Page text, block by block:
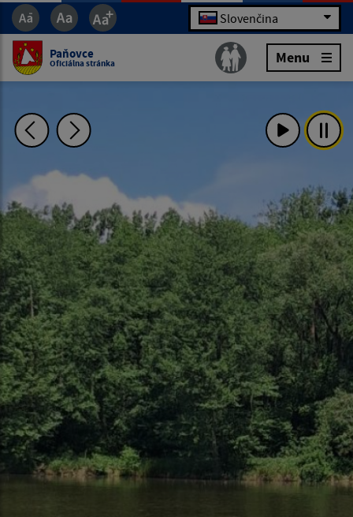
Slovenčina
Paňovce
Oficiálna stránka Menu